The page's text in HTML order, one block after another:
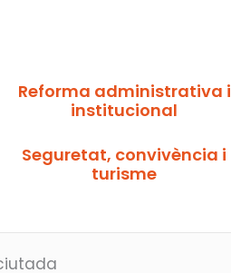
Reforma administrativa i
institucional
Seguretat, convivència i
turisme